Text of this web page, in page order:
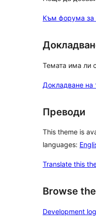
Към форума за
Темата има ли
Докладване на
Преводи
This theme is
languages:
Translate this
Browse
Development log